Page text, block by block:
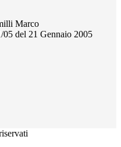
Marco
05 del 21 Gennaio 2005